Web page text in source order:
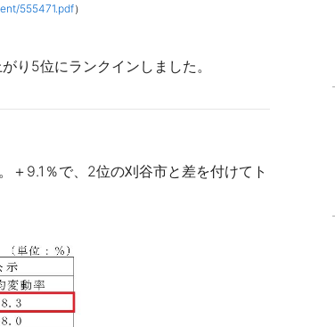
555471.pdf）
り 5位にランクインしました 。
＋9.1％で、2位の刈谷市と差を付けてト